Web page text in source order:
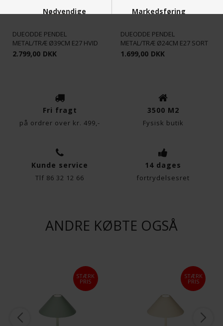
Nødvendige Markedsføring
DUEODDE PENDEL
METAL/TRÆ Ø39CM E27 HVID
2.799,00 DKK
DUEODDE PENDEL
METAL/TRÆ Ø24CM E27 SORT
1.699,00 DKK
Fri fragt
på ordrer over kr. 499,-
3500 M2
Fysisk butik
Kunde service
Tlf 86 32 12 66
14 dages
fortrydelsesret
ANDRE KØBTE OGSÅ
STÆRK
PRIS
STÆRK
PRIS